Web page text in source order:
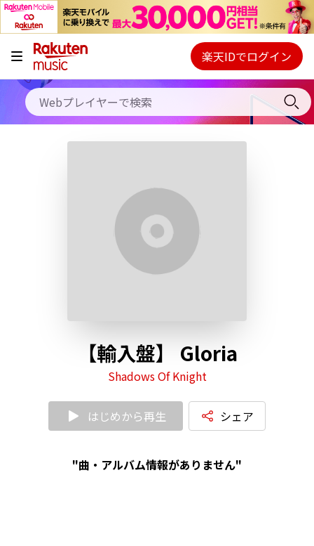
キャンペーン
料金プラン
使い方
Webプレイヤー
ご契約内容の確認・変更
楽天IDでログイン
【輸入盤】 Gloria
Shadows Of Knight
はじめから再生 シェア
"曲・アルバム情報がありません"